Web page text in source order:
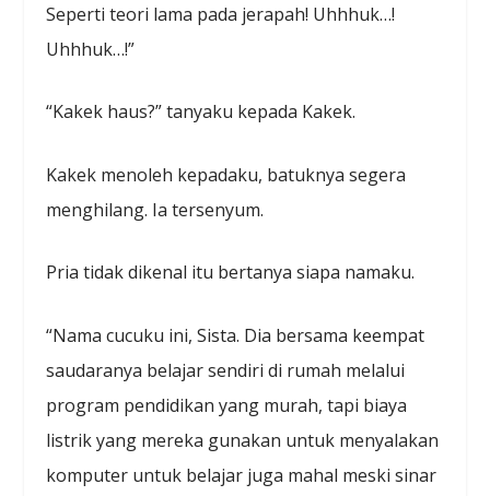
Seperti teori lama pada jerapah! Uhhhuk…!
Uhhhuk…!”
“Kakek haus?” tanyaku kepada Kakek.
Kakek menoleh kepadaku, batuknya segera
menghilang. Ia tersenyum.
Pria tidak dikenal itu bertanya siapa namaku.
“Nama cucuku ini, Sista. Dia bersama keempat
saudaranya belajar sendiri di rumah melalui
program pendidikan yang murah, tapi biaya
listrik yang mereka gunakan untuk menyalakan
komputer untuk belajar juga mahal meski sinar